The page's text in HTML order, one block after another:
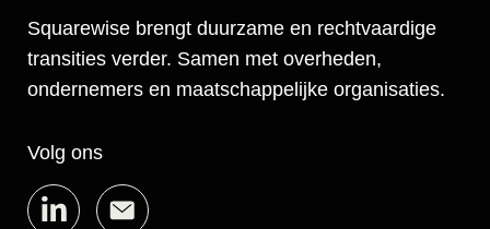
Squarewise brengt duurzame en rechtvaardige
transities verder. Samen met overheden,
ondernemers en maatschappelijke organisaties.
Volg ons